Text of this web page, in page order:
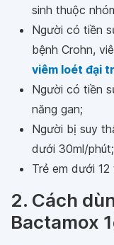
sinh thuộc
Người có tiền
bệnh Crohn,
viêm loét đại
Người có tiền
năng gan;
Người bị suy
dưới 30ml/phút;
Trẻ em dưới 12
2. Cách
Bactamox